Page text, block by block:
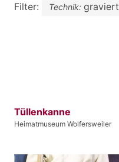
Filter: Technik: graviert
Tüllenkanne
Heimatmuseum Wolfersweiler